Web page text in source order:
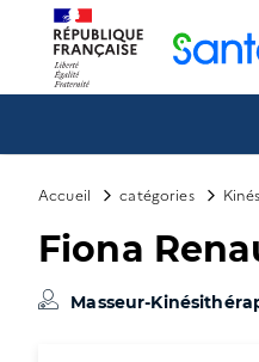
Accueil catégories
Fiona
Masseur-
Panneau de gestion des cookies